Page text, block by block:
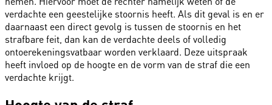
verdachte een geestelijke stoornis heeft. Als dit geval is en er
daarnaast een direct gevolg is tussen de stoornis en het
strafbare feit, dan kan de verdachte deels of volledig
ontoerekeningsvatbaar worden verklaard. Deze uitspraak
heeft invloed op de hoogte en de vorm van de straf die een
verdachte krijgt.